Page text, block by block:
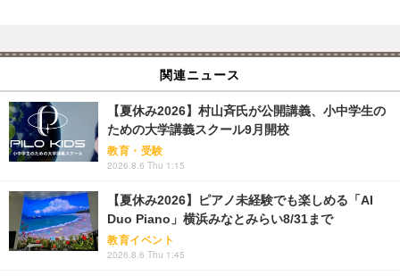
関連ニュース
【夏休み2026】村山斉氏が公開講義、小中学生の
ための大学講義スクール9月開校
教育・受験
2026.8.6 Thu 1:15
【夏休み2026】ピアノ未経験でも楽しめる「AI
Duo Piano」横浜みなとみらい8/31まで
教育イベント
2026.8.6 Thu 1:45